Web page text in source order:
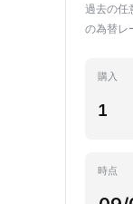
過去の任
の為替レ
購入
時点